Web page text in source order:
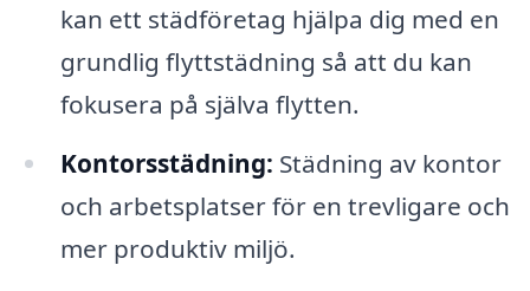
kan ett städföretag hjälpa dig med en
grundlig flyttstädning så att du kan
fokusera på själva flytten.
Kontorsstädning: Städning av kontor
och arbetsplatser för en trevligare och
mer produktiv miljö.